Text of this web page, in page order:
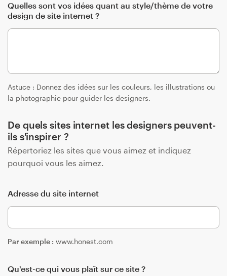
Quelles sont vos idées quant au style/thème de votre
design de site internet ?
Astuce : Donnez des idées sur les couleurs, les illustrations ou
la photographie pour guider les designers.
De quels sites internet les designers peuvent-
ils s'inspirer ?
Répertoriez les sites que vous aimez et indiquez
pourquoi vous les aimez.
Adresse du site internet
Par exemple : www.honest.com
Qu'est-ce qui vous plaît sur ce site ?